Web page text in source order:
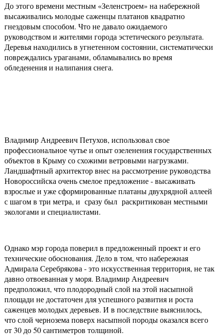
До этого времени местным «Зеленстроем» на набережной
высаживались молодые саженцы платанов квадратно
гнездовым способом. Что не давало ожидаемого
руководством и жителями города эстетического результата.
Деревья находились в угнетенном состоянии, систематически
повреждались ураганами, обламывались во время
обледенения и налипания снега.
Владимир Андреевич Петухов, использовал свое
профессиональное чутье и опыт озеленения государственных
объектов в Крыму со схожими ветровыми нагрузками.
Ландшафтный архитектор внес на рассмотрение руководства
Новороссийска очень смелое предложение - высаживать
взрослые и уже сформированные платаны двухрядной аллеей
с шагом в три метра, и сразу был раскритикован местными
экологами и специалистами.
Однако мэр города поверил в предложенный проект и его
технические обоснования. Дело в том, что набережная
Адмирала Серебрякова - это искусственная территория, не так
давно отвоеванная у моря. Владимир Андреевич
предположил, что плодородный слой на этой насыпной
площади не достаточен для успешного развития и роста
саженцев молодых деревьев. И в последствие выяснилось,
что слой чернозема поверх насыпной породы оказался всего
от 30 до 50 сантиметров толщиной.